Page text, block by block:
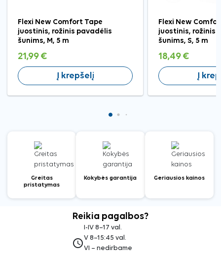
Flexi New Comfort Tape
juostinis, rožinis pavadėlis
šunims, M, 5 m
21,99 €
Į krepšelį
Flexi New
juostinis, rožinis
šunims, S, 5 m
18,49 €
Į
Greitas
pristatymas
Kokybės garantija Geriausios kainos
Reikia pagalbos?
access_time
I-IV 8–17 val.
V 8–15:45 val.
VI – nedirbame